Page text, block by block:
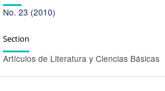
No. 23 (2010)
Section
Artí­culos de Literatura y Ciencias Básicas